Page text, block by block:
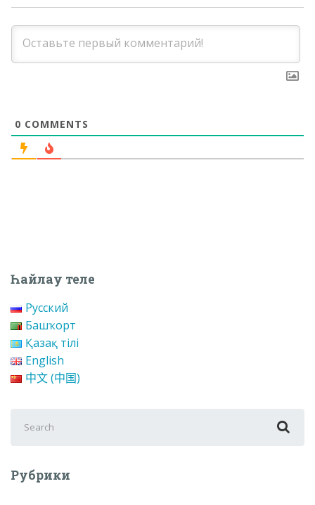
0 COMMENTS
Һайлау теле
Русский
Башҡорт
Қазақ тілі
English
中文 (中国)
for:
Рубрики